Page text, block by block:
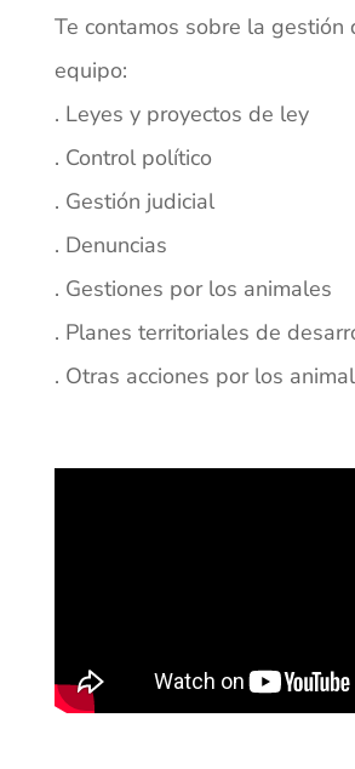
Te contamos sobre la gestión
equipo:
. Leyes y proyectos de ley
. Control político
. Gestión judicial
. Denuncias
. Gestiones por los animales
. Planes territoriales de
. Otras acciones por los